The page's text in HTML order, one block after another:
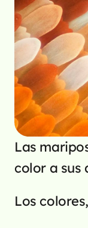
Las
color a sus
Los